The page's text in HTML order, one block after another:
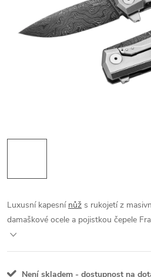
Luxusní kapesní nůž s rukojetí z
damaškové ocele a pojistkou čepele
Není skladem - dostupnost na